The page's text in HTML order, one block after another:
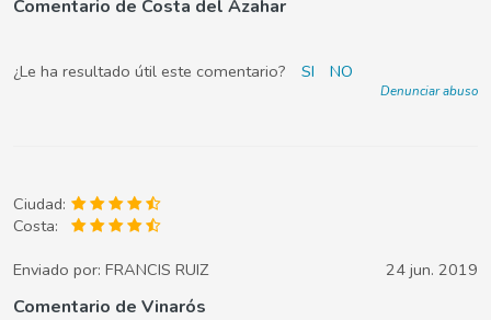
Comentario de Costa del Azahar
¿Le ha resultado útil este comentario? SI NO
Denunciar abuso
Ciudad:
Costa:
Enviado por: FRANCIS RUIZ 24 jun. 2019
Comentario de Vinarós